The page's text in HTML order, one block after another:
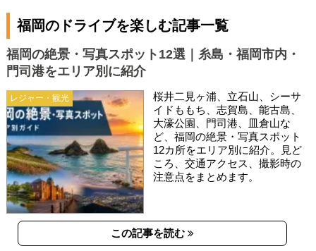
福岡のドライブを楽しむ記事一覧
レジャー・観光
福岡の絶景・写真スポット12選｜糸島・福岡市内・
門司港をエリア別に紹介
桜井二見ヶ浦、立石山、シーサ
イドももち、志賀島、能古島、
大濠公園、門司港、皿倉山な
ど、福岡の絶景・写真スポット
12カ所をエリア別に紹介。見ど
ころ、交通アクセス、撮影時の
注意点をまとめます。
この記事を読む